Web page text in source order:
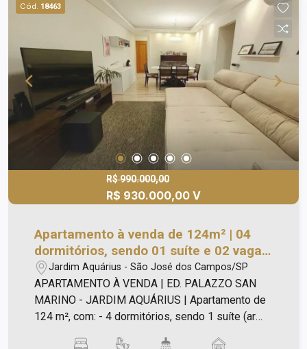
Cód. 18463
R$ 990.000,00
R$ 930.000,00 V
Apartamento à venda de 124m² | 04
dormitórios, sendo 01 suíte e 02 vagas
de garagem | Edifício Palazzo San
Marino - Jardim Aquárius | São José
dos Campos |
Jardim Aquárius - São José dos Campos/SP
APARTAMENTO À VENDA | ED. PALAZZO SAN
MARINO - JARDIM AQUÁRIUS | Apartamento de
124 m², com: - 4 dormitórios, sendo 1 suíte (ar